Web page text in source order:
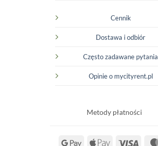
Cennik
Dostawa i odbiór
Często zadawane pytania
Opinie o mycityrent.pl
Metody płatności
Google Apple Visa